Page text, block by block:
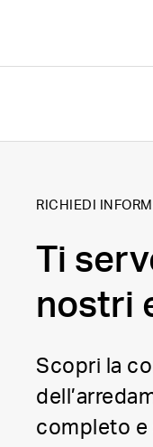
RICHIEDI
Ti
nostri
Scopri la
completo e